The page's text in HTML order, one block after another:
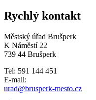
Rychlý kontakt
Městský úřad Brušperk
K Náměstí 22
739 44 Brušperk
Tel: 591 144 451
E-mail:
urad@brusperk-mesto.cz